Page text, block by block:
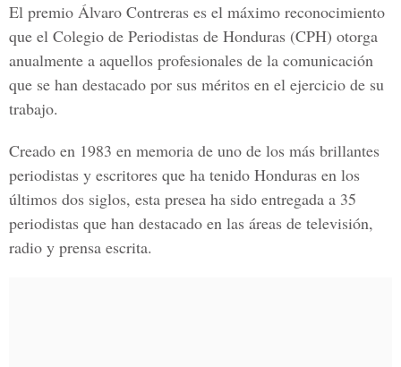
El premio Álvaro Contreras es el máximo reconocimiento
que el Colegio de Periodistas de Honduras (CPH) otorga
anualmente a aquellos profesionales de la comunicación
que se han destacado por sus méritos en el ejercicio de su
trabajo.
Creado en 1983 en memoria de uno de los más brillantes
periodistas y escritores que ha tenido Honduras en los
últimos dos siglos, esta presea ha sido entregada a 35
periodistas que han destacado en las áreas de televisión,
radio y prensa escrita.